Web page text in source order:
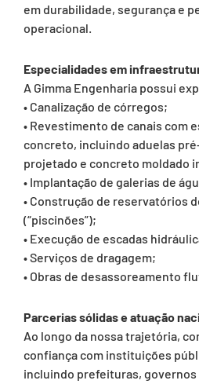
em durabilidade, segurança e
operacional.
Especialidades em
A Gimma Engenharia possui
• Canalização de córregos;
• Revestimento de canais com
concreto, incluindo aduelas
projetado e concreto moldado
• Implantação de galerias de
• Construção de reservatórios
(“piscinões”);
• Execução de escadas
• Serviços de dragagem;
• Obras de desassoreamento
Parcerias sólidas e atuação
Ao longo da nossa trajetória,
confiança com instituições
incluindo prefeituras, governos